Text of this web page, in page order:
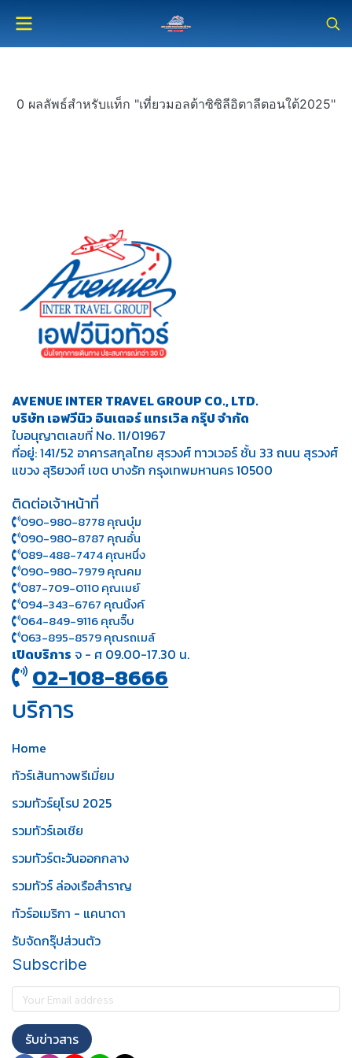
0 ผลลัพธ์สำหรับแท็ก "เที่ยวมอลต้าซิซิลีอิตาลีตอนใต้2025"
AVENUE INTER TRAVEL GROUP CO., LTD.
บริษัท เอฟวีนิว อินเตอร์ แทรเวิล กรุ๊ป จำกัด
ใบอนุญาตเลขที่ No. 11/01967
ที่อยู่: 141/52 อาคารสกุลไทย สุรวงศ์ ทาวเวอร์ ชั้น 33 ถนน สุรวงศ์
แขวง สุริยวงศ์ เขต บางรัก กรุงเทพมหานคร 10500
ติดต่อเจ้าหน้าที่
090-980-8778 คุณบุ๋ม
090-980-8787 คุณอั๋น
089-488-7474 คุณหนึ่ง
090-980-7979 คุณคม
087-709-0110 คุณเมย์
094-343-6767 คุณนิ้งค์
064-849-9116 คุณจิ๊บ
063-895-8 579คุณรถเมล์
เปิดบริการ จ - ศ 09.00-17.30 น.
02-108-8666
บริการ
Home
ทัวร์เส้นทางพรีเมี่ยม
รวมทัวร์ยุโรป 2025
รวมทัวร์เอเชีย
รวมทัวร์ตะวันออกกลาง
รวมทัวร์ ล่องเรือสำราญ
ทัวร์อเมริกา - แคนาดา
รับจัดกรุ๊ปส่วนตัว
Subscribe
รับข่าวสาร